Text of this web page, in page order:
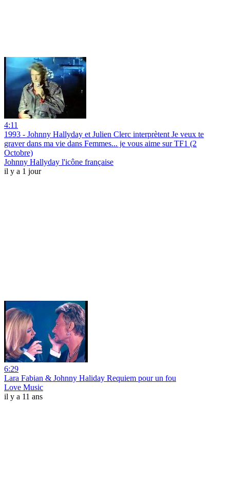
4:11
1993 - Johnny Hallyday et Julien Clerc interprètent Je veux te
graver dans ma vie dans Femmes... je vous aime sur TF1 (2
Octobre)
Johnny Hallyday l'icône française
il y a 1 jour
6:29
Lara Fabian & Johnny Haliday Requiem pour un fou
Love Music
il y a 11 ans